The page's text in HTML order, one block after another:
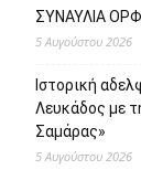
ΣΥΝΑΥΛΙΑ
5 Αυγούστου 2026
Ιστορική
Λευκάδος με
Σαμάρας»
5 Αυγούστου 2026